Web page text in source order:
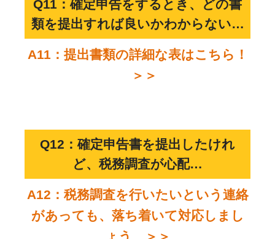
Q11：確定申告をするとき、どの書
類を提出すれば良いかわからない…
A11：提出書類の詳細な表はこちら！
＞＞
Q12：確定申告書を提出したけれ
ど、税務調査が心配…
A12：税務調査を行いたいという連絡
があっても、落ち着いて対応しまし